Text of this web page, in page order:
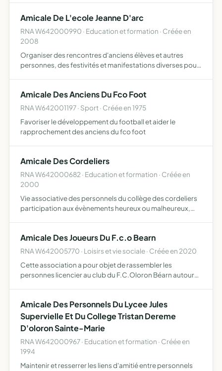
Amicale De L'ecole Jeanne D'arc
RNA W642000990 · Education et formation · Créée en
2008
Organiser des rencontres d'anciens élèves et autres
personnes, des festivités et manifestations diverses pour
Amicale Des Anciens Du Fco Foot
RNA W642001197 · Sport · Créée en 1975
Favoriser le développement du football et aider le
rapprochement des anciens du fco foot
Amicale Des Cordeliers
RNA W642000682 · Education et formation · Créée en
2000
Vie associative des personnels du collège des cordeliers
participation aux évènements heureux ou malheureux,
Amicale Des Joueurs Du F.c.o Bearn
RNA W642005770 · Loisirs et vie sociale · Créée en 2020
Cette association a pour objet de rassembler les
personnes licencier au club du F.C.Oloron Béarn autour
Amicale Des Personnels Du Lycee Jules
Supervielle Et Du College Tristan Dereme
D'oloron Sainte-Marie
RNA W642000967 · Education et formation · Créée en
1994
Maintenir et resserrer les liens d'amitié entre personnels